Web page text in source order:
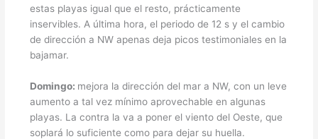
estas playas igual que el resto, prácticamente
inservibles. A última hora, el periodo de 12 s y el cambio
de dirección a NW apenas deja picos testimoniales en la
bajamar.
Domingo: mejora la dirección del mar a NW, con un leve
aumento a tal vez mínimo aprovechable en algunas
playas. La contra la va a poner el viento del Oeste, que
soplará lo suficiente como para dejar su huella.